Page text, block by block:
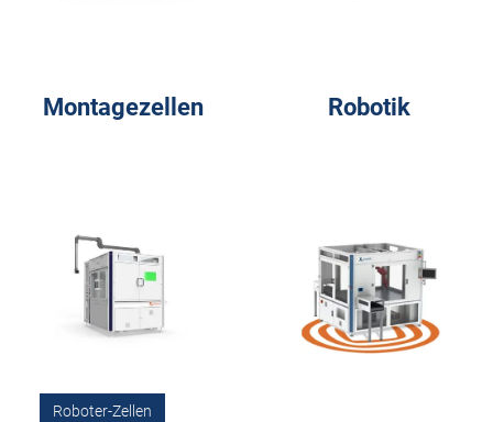
Montagezellen Robotik
Roboter-Zellen